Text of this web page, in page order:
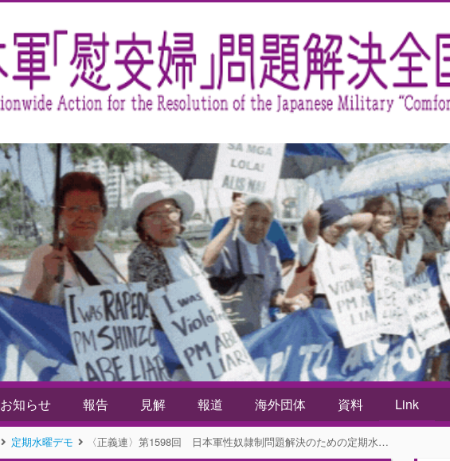
お知らせ 報告 見解 報道 海外団体 資料 Link
定期水曜デモ 〈正義連〉第1598回 日本軍性奴隷制問題解決のための定期水曜デモ 声明書（主管：平和ナビネットワーク）